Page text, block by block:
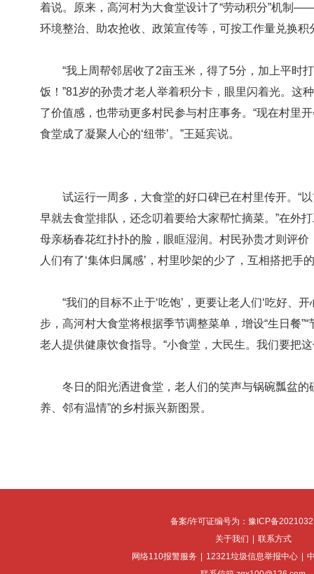
着说。原来，高河村为大食堂设计了“劳动积分”机制
环境整治、助农抢收、政策宣传等，可按工作量兑换
“我上周帮邻居收了2亩玉米，得了5分，加上平时
饭！”81岁的孙贵才老人举着积分卡，眼里闪着光。这
了价值感，也带动更多村民参与村庄事务。“现在村里
食堂成了凝聚人心的‘纽带’。”王延宾说。
试运行一周多，大食堂的好口碑已在村里传开。“以
早就去食堂排队，还念叨着要给大家帮忙摘菜。”在外
母亲杨春花红扑扑的脸，眼眶湿润。村民孙贵才则评价
人们有了‘集体归属感’，村里吵架的少了，互相搭把手
“我们的目标不止于‘吃饱’，更要让老人们‘吃好、开
步，高河村大食堂将根据季节调整菜单，增设“生日餐
老人提供健康饮食指导。“小食堂，大民生。我们要把
冬日的阳光洒进食堂，老人们的笑声与锅碗瓢盆的
养、邻有温情”的乡村振兴新图景。
备案/许可证编号为：豫ICP备
关于我们 | 联系方式
网络110报警服务 | 12321垃圾信息举报中心 |